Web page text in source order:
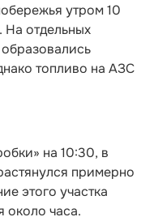
утром 10
На отдельных
топливо на АЗС
на 10:30, в
примерно
этого участка
около часа.